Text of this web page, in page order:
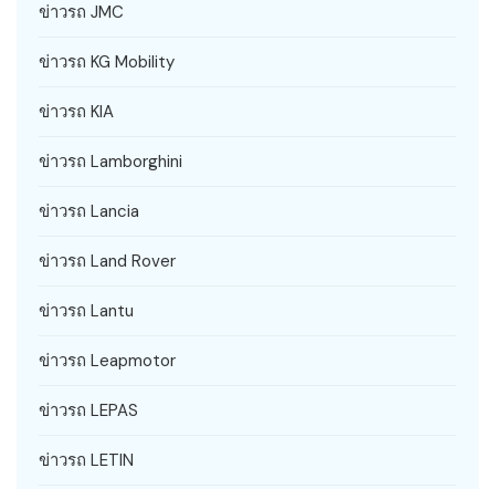
ข่าวรถ JMC
ข่าวรถ KG Mobility
ข่าวรถ KIA
ข่าวรถ Lamborghini
ข่าวรถ Lancia
ข่าวรถ Land Rover
ข่าวรถ Lantu
ข่าวรถ Leapmotor
ข่าวรถ LEPAS
ข่าวรถ LETIN